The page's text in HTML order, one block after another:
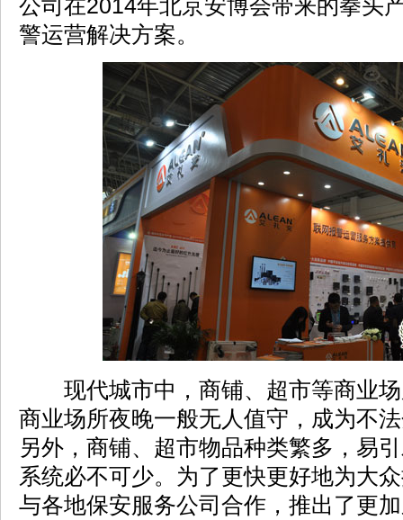
公司在2014年北京安博会带来的拳头
警运营解决方案。
现代城市中，商铺、超市等商业场
商业场所夜晚一般无人值守，成为不
另外，商铺、超市物品种类繁多，易
系统必不可少。为了更快更好地为大
与各地保安服务公司合作，推出了更